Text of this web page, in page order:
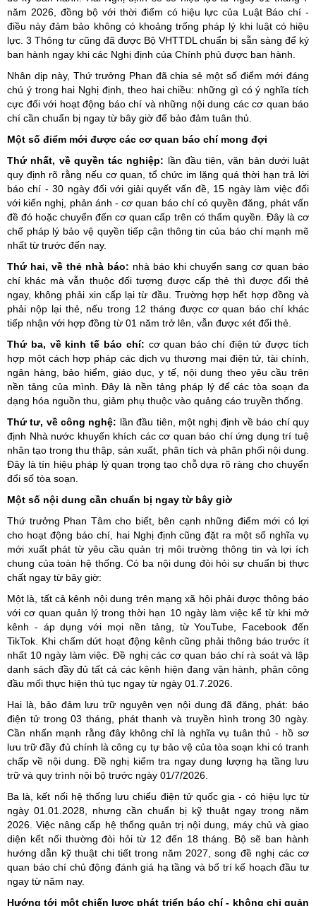
năm 2026, đồng bộ với thời điểm có hiệu lực của Luật Báo chí -
điều này đảm bảo không có khoảng trống pháp lý khi luật có hiệu
lực. 3 Thông tư cũng đã được Bộ VHTTDL chuẩn bị sẵn sàng để ký
ban hành ngay khi các Nghị định của Chính phủ được ban hành.
Nhân dịp này, Thứ trưởng Phan đã chia sẻ một số điểm mới đáng
chú ý trong hai Nghị định, theo hai chiều: những gì có ý nghĩa tích
cực đối với hoạt động báo chí và những nội dung các cơ quan báo
chí cần chuẩn bị ngay từ bây giờ để bảo đảm tuân thủ.
Một số điểm mới được các cơ quan báo chí mong đợi
Thứ nhất, về quyền tác nghiệp: lần đầu tiên, văn bản dưới luật
quy định rõ rằng nếu cơ quan, tổ chức im lặng quá thời hạn trả lời
báo chí - 30 ngày đối với giải quyết vấn đề, 15 ngày làm việc đối
với kiến nghị, phản ánh - cơ quan báo chí có quyền đăng, phát vấn
đề đó hoặc chuyển đến cơ quan cấp trên có thẩm quyền. Đây là cơ
chế pháp lý bảo vệ quyền tiếp cận thông tin của báo chí mạnh mẽ
nhất từ trước đến nay.
Thứ hai, về thẻ nhà báo: nhà báo khi chuyển sang cơ quan báo
chí khác mà vẫn thuộc đối tượng được cấp thẻ thì được đổi thẻ
ngay, không phải xin cấp lại từ đầu. Trường hợp hết hợp đồng và
phải nộp lại thẻ, nếu trong 12 tháng được cơ quan báo chí khác
tiếp nhận với hợp đồng từ 01 năm trở lên, vẫn được xét đổi thẻ.
Thứ ba, về kinh tế báo chí: cơ quan báo chí điện tử được tích
hợp một cách hợp pháp các dịch vụ thương mại điện tử, tài chính,
ngân hàng, bảo hiểm, giáo dục, y tế, nội dung theo yêu cầu trên
nền tảng của mình. Đây là nền tảng pháp lý để các tòa soạn đa
dạng hóa nguồn thu, giảm phụ thuộc vào quảng cáo truyền thống.
Thứ tư, về công nghệ: lần đầu tiên, một nghị định về báo chí quy
định Nhà nước khuyến khích các cơ quan báo chí ứng dụng trí tuệ
nhân tạo trong thu thập, sản xuất, phân tích và phân phối nội dung.
Đây là tín hiệu pháp lý quan trọng tạo chỗ dựa rõ ràng cho chuyển
đổi số tòa soạn.
Một số nội dung cần chuẩn bị ngay từ bây giờ
Thứ trưởng Phan Tâm cho biết, bên cạnh những điểm mới có lợi
cho hoạt động báo chí, hai Nghị định cũng đặt ra một số nghĩa vụ
mới xuất phát từ yêu cầu quản trị môi trường thông tin và lợi ích
chung của toàn hệ thống. Có ba nội dung đòi hỏi sự chuẩn bị thực
chất ngay từ bây giờ:
Một là, tất cả kênh nội dung trên mạng xã hội phải được thông báo
với cơ quan quản lý trong thời hạn 10 ngày làm việc kể từ khi mở
kênh - áp dụng với mọi nền tảng, từ YouTube, Facebook đến
TikTok. Khi chấm dứt hoạt động kênh cũng phải thông báo trước ít
nhất 10 ngày làm việc. Đề nghị các cơ quan báo chí rà soát và lập
danh sách đầy đủ tất cả các kênh hiện đang vận hành, phân công
đầu mối thực hiện thủ tục ngay từ ngày 01.7.2026.
Hai là, bảo đảm lưu trữ nguyên vẹn nội dung đã đăng, phát: báo
điện tử trong 03 tháng, phát thanh và truyền hình trong 30 ngày.
Cần nhấn mạnh rằng đây không chỉ là nghĩa vụ tuân thủ - hồ sơ
lưu trữ đầy đủ chính là công cụ tự bảo vệ của tòa soạn khi có tranh
chấp về nội dung. Đề nghị kiểm tra ngay dung lượng hạ tầng lưu
trữ và quy trình nội bộ trước ngày 01/7/2026.
Ba là, kết nối hệ thống lưu chiểu điện tử quốc gia - có hiệu lực từ
ngày 01.01.2028, nhưng cần chuẩn bị kỹ thuật ngay trong năm
2026. Việc nâng cấp hệ thống quản trị nội dung, máy chủ và giao
diện kết nối thường đòi hỏi từ 12 đến 18 tháng. Bộ sẽ ban hành
hướng dẫn kỹ thuật chi tiết trong năm 2027, song đề nghị các cơ
quan báo chí chủ động đánh giá hạ tầng và bố trí kế hoạch đầu tư
ngay từ năm nay.
Hướng tới một chiến lược phát triển báo chí - không chỉ quản